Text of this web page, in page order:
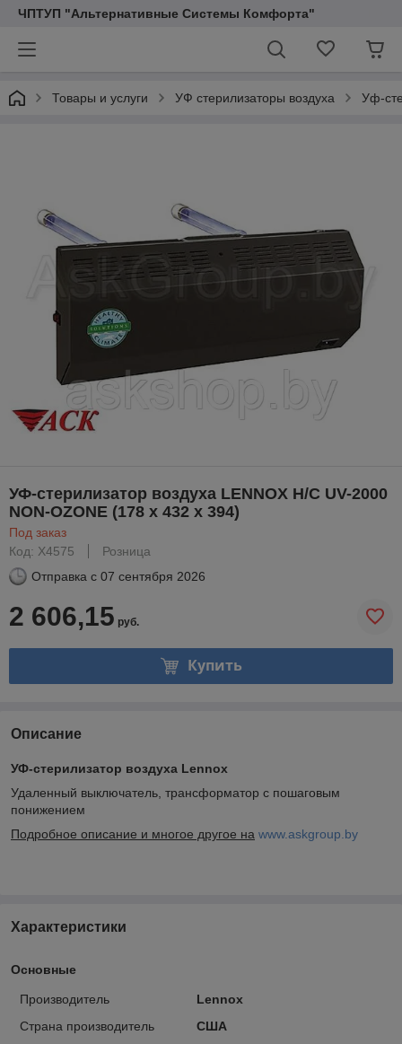
ЧПТУП "Альтернативные Системы Комфорта"
Товары и услуги УФ стерилизаторы воздуха Уф-
УФ-стерилизатор воздуха LENNOX H/C UV-2000
NON-OZONE (178 x 432 x 394)
Под заказ
Код: X4575
Розница
Отправка с 07 сентября 2026
2 606,15 руб.
Купить
Описание
УФ-стерилизатор воздуха Lennox
Удаленный выключатель, трансформатор с пошаговым
понижением
Подробное описание и многое другое на www.askgroup.by
Характеристики
Основные
Производитель
Lennox
Страна производитель
США